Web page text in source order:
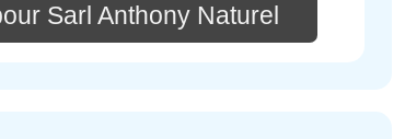
Sarl Anthony Naturel